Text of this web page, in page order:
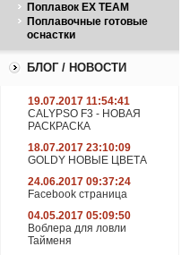
Поплавок EX TEAM
Поплавочные готовые
оснастки
БЛОГ / НОВОСТИ
19.07.2017 11:54:41
CALYPSO F3 - НОВАЯ
РАСКРАСКА
18.07.2017 23:10:09
GOLDY НОВЫЕ ЦВЕТА
24.06.2017 09:37:24
Facebook страница
04.05.2017 05:09:50
Воблера для ловли
Тайменя